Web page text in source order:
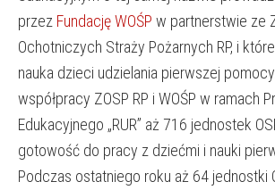
przez Fundację WOŚP w partnerstwie ze
Ochotniczych Straży Pożarnych RP, i
nauka dzieci udzielania pierwszej
współpracy ZOSP RP i WOŚP w ramach
Edukacyjnego „RUR” aż 716 jednostek
gotowość do pracy z dziećmi i nauki
Podczas ostatniego roku aż 64 jednostki